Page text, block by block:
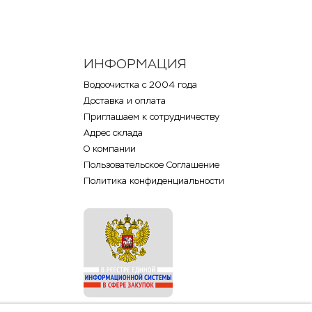
ИНФОРМАЦИЯ
Водоочистка с 2004 года
Доставка и оплата
Приглашаем к сотрудничеству
Адрес склада
О компании
Пользовательское Соглашение
Политика конфиденциальности